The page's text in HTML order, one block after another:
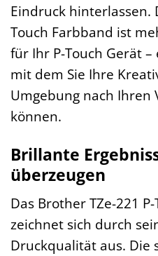
Eindruck hinterlassen.
Touch Farbband ist
für Ihr P-Touch Gerät
mit dem Sie Ihre
Umgebung nach Ihren
können.
Brillante
überzeugen
Das Brother TZe-221
zeichnet sich durch
Druckqualität aus. Die